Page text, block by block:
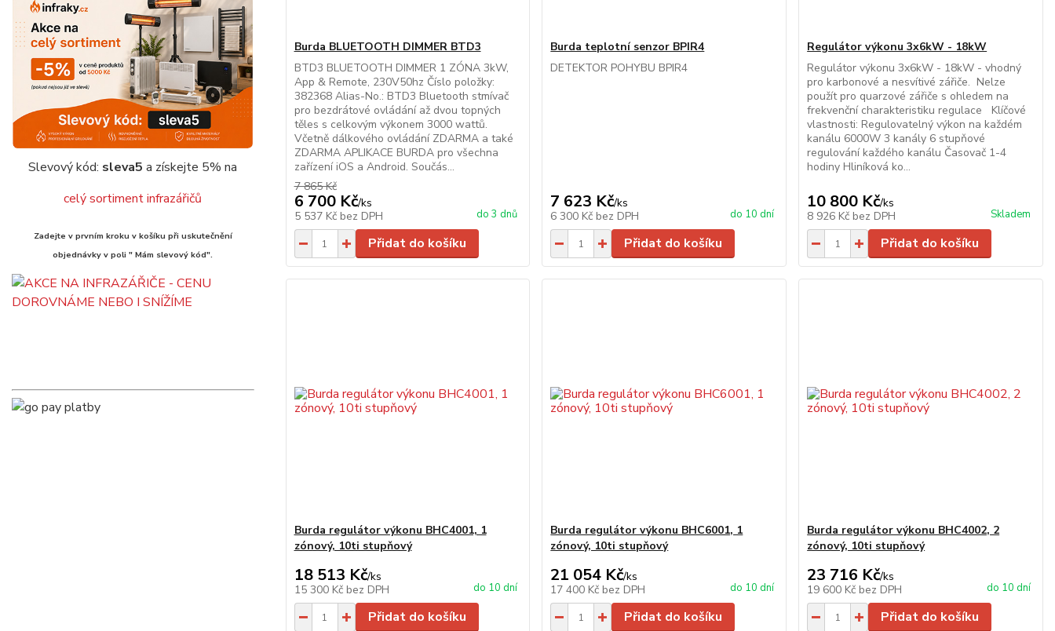
Slevový kód: sleva5 a získejte 5% na
celý sortiment infrazářičů
Zadejte v prvním kroku v košíku při uskutečnění
objednávky v poli " Mám slevový kód".
Burda BLUETOOTH DIMMER BTD3
BTD3 BLUETOOTH DIMMER 1 ZÓNA 3kW,
App & Remote, 230V50hz Číslo položky:
382368 Alias-No.: BTD3 Bluetooth stmívač
pro bezdrátové ovládání až dvou topných
těles s celkovým výkonem 3000 wattů.
Včetně dálkového ovládání ZDARMA a také
ZDARMA APLIKACE BURDA pro všechna
zařízení iOS a Android. Součás...
7 865 Kč
6 700 Kč/ks
5 537 Kč bez DPH do 3 dnů
Přidat do košíku
Burda teplotní senzor BPIR4
DETEKTOR POHYBU BPIR4
7 623 Kč/ks
6 300 Kč bez DPH do 10 dní
Přidat do košíku
Regulátor výkonu 3x6kW - 18kW
Regulátor výkonu 3x6kW - 18kW - vhodný
pro karbonové a nesvítivé zářiče. Nelze
použít pro quarzové zářiče s ohledem na
frekvenční charakteristiku regulace Klíčové
vlastnosti: Regulovatelný výkon na každém
kanálu 6000W 3 kanály 6 stupňové
regulování každého kanálu Časovač 1-4
hodiny Hliníková ko...
10 800 Kč/ks
8 926 Kč bez DPH Skladem
Přidat do košíku
Burda regulátor výkonu BHC4001, 1
zónový, 10ti stupňový
18 513 Kč/ks
15 300 Kč bez DPH do 10 dní
Přidat do košíku
Burda regulátor výkonu BHC6001, 1
zónový, 10ti stupňový
21 054 Kč/ks
17 400 Kč bez DPH do 10 dní
Přidat do košíku
Burda regulátor výkonu BHC4002, 2
zónový, 10ti stupňový
23 716 Kč/ks
19 600 Kč bez DPH do 10 dní
Přidat do košíku